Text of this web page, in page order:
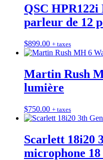
QSC HPR122i
parleur de 12
$899.00 + taxes
Martin Rush
lumière
$750.00 + taxes
Scarlett 18i20
microphone 18